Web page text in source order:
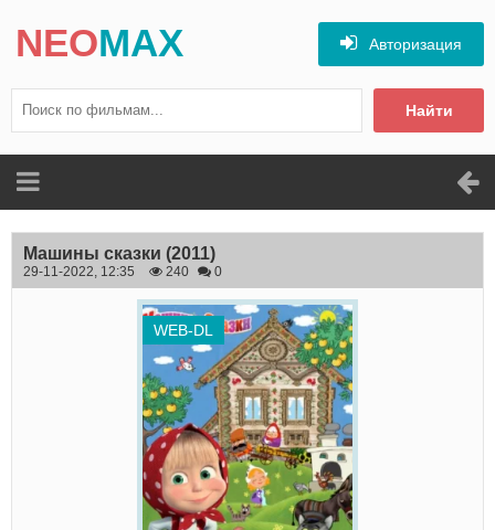
NEOMAX
Найти
Авторизация
Машины сказки (2011)
29-11-2022, 12:35 240 0
WEB-DL